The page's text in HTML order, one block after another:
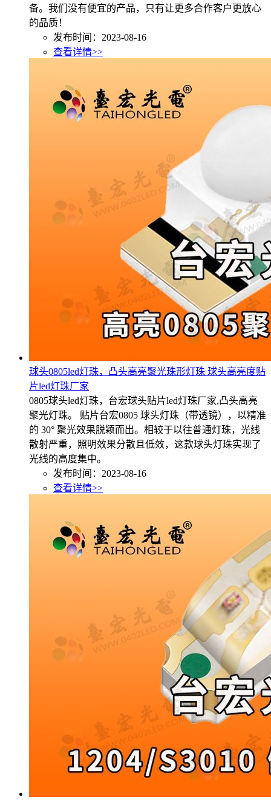
备。我们没有便宜的产品，只有让更多合作客户更放心
的品质！
发布时间：2023-08-16
查看详情>>
球头0805led灯珠，凸头高亮聚光珠形灯珠 球头高亮度贴
片led灯珠厂家
0805球头led灯珠，台宏球头贴片led灯珠厂家,凸头高亮
聚光灯珠。 贴片台宏0805 球头灯珠（带透镜），以精准
的 30° 聚光效果脱颖而出。相较于以往普通灯珠，光线
散射严重，照明效果分散且低效，这款球头灯珠实现了
光线的高度集中。
发布时间：2023-08-16
查看详情>>